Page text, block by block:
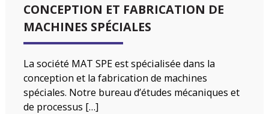
CONCEPTION ET FABRICATION DE
MACHINES SPÉCIALES
La société MAT SPE est spécialisée dans la
conception et la fabrication de machines
spéciales. Notre bureau d’études mécaniques et
de processus […]